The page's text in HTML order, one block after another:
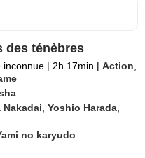
des ténèbres
inconnue | 2h 17min | Action
Nakadai ,Yoshio Harada
no karyudo